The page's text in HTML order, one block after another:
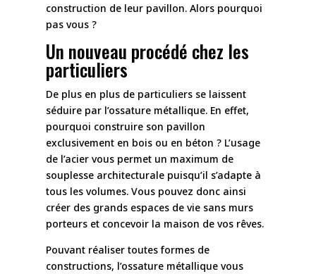
construction de leur pavillon. Alors pourquoi
pas vous ?
Un nouveau procédé chez les
particuliers
De plus en plus de particuliers se laissent
séduire par l’ossature métallique. En effet,
pourquoi construire son pavillon
exclusivement en bois ou en béton ? L’usage
de l’acier vous permet un maximum de
souplesse architecturale puisqu’il s’adapte à
tous les volumes. Vous pouvez donc ainsi
créer des grands espaces de vie sans murs
porteurs et concevoir la maison de vos rêves.
Pouvant réaliser toutes formes de
constructions, l’ossature métallique vous